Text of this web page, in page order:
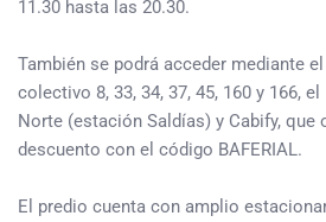
11.30 hasta las 20.30.
También se podrá acceder mediante
colectivo 8, 33, 34, 37, 45, 160 y 166,
Norte (estación Saldías) y Cabify, que
descuento con el código BAFERIAL.
El predio cuenta con amplio